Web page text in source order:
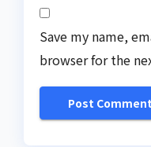
Save my name,
browser for the